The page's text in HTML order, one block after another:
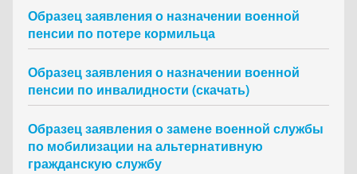
Образец заявления о назначении военной
пенсии по потере кормильца
Образец заявления о назначении военной
пенсии по инвалидности (скачать)
Образец заявления о замене военной службы
по мобилизации на альтернативную
гражданскую службу